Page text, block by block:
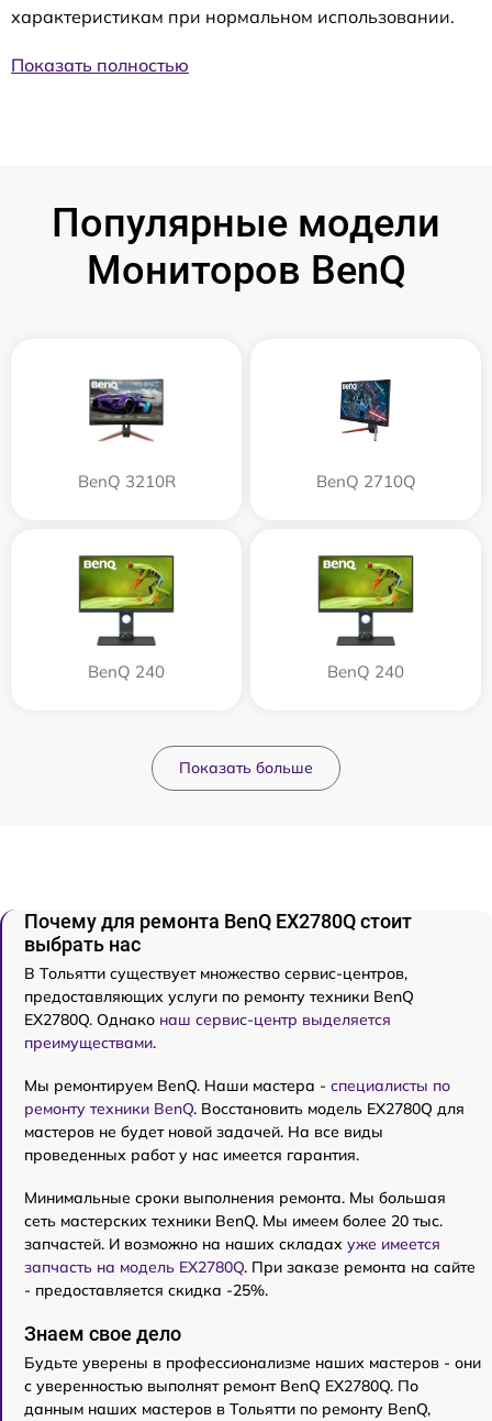
характеристикам при нормальном использовании.
Показать полностью
Популярные модели
Мониторов BenQ
BenQ 3210R BenQ 2710Q
BenQ 240 BenQ 240
Показать больше
Почему для ремонта BenQ EX2780Q стоит
выбрать нас
В Тольятти существует множество сервис-центров,
предоставляющих услуги по ремонту техники BenQ
EX2780Q. Однако наш сервис-центр выделяется
преимуществами.
Мы ремонтируем BenQ. Наши мастера - специалисты по
ремонту техники BenQ. Восстановить модель EX2780Q для
мастеров не будет новой задачей. На все виды
проведенных работ у нас имеется гарантия.
Минимальные сроки выполнения ремонта. Мы большая
сеть мастерских техники BenQ. Мы имеем более 20 тыс.
запчастей. И возможно на наших складах уже имеется
запчасть на модель EX2780Q. При заказе ремонта на сайте
- предоставляется скидка -25%.
Знаем свое дело
Будьте уверены в профессионализме наших мастеров - они
с уверенностью выполнят ремонт BenQ EX2780Q. По
данным наших мастеров в Тольятти по ремонту BenQ,